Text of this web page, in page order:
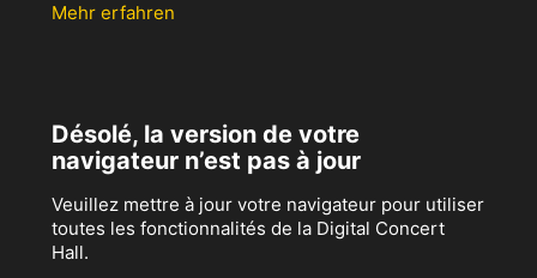
Mehr erfahren
Désolé, la version de votre
navigateur n’est pas à jour
Veuillez mettre à jour votre navigateur pour utiliser
toutes les fonctionnalités de la Digital Concert
Hall.